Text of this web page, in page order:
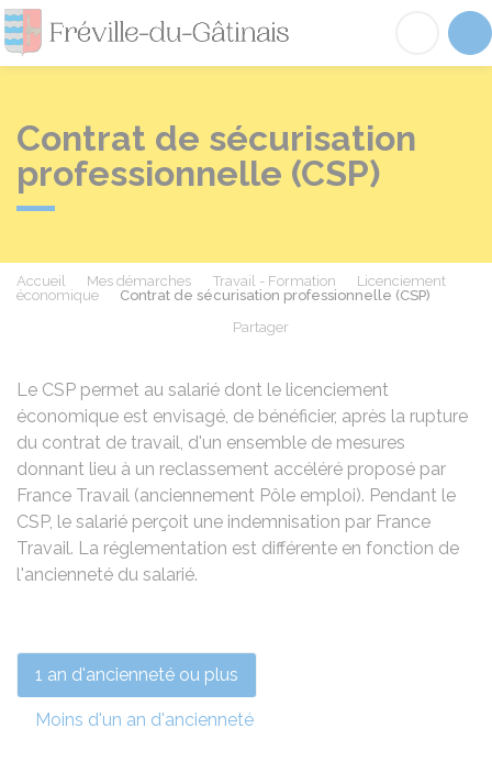
Fréville-du-
Contrat de sécurisation
professionnelle (CSP)
Accueil Mes démarches Travail - Formation
Licenciement
économique
Contrat de sécurisation professionnelle (CSP)
Partager
Le CSP permet au salarié dont le licenciement
économique est envisagé, de bénéficier, après la rupture
du contrat de travail, d'un ensemble de mesures
donnant lieu à un reclassement accéléré proposé par
France Travail (anciennement Pôle emploi). Pendant le
CSP, le salarié perçoit une indemnisation par France
Travail. La réglementation est différente en fonction de
l'ancienneté du salarié.
1 an d'ancienneté ou plus
Moins d'un an d'ancienneté